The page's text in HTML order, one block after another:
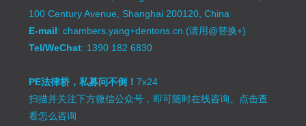
100 Century Avenue, Shanghai 200120, China
E-mail: chambers.yang+dentons.cn (请用@替换+)
Tel/WeChat: 1390 182 6830
PE法律桥，私募问不倒！7x24
扫描并关注下方微信公众号，即可随时在线咨询。 点击查
看怎么咨询